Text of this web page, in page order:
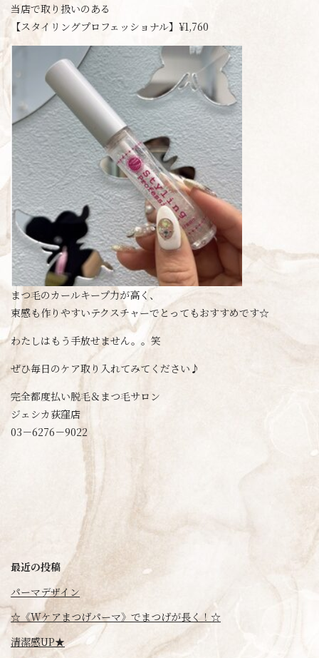
当店で取り扱いのある
【スタイリングプロフェッショナル】¥1,760
まつ毛のカールキープ力が高く、
束感も作りやすいテクスチャーでとってもおすすめです☆
わたしはもう手放せません。。笑
ぜひ毎日のケア取り入れてみてください♪
完全都度払い脱毛＆まつ毛サロン
ジェシカ荻窪店
03－6276－9022
最近の投稿
パーマデザイン
☆《Wケアまつげパーマ》でまつげが長く！☆
清潔感UP★